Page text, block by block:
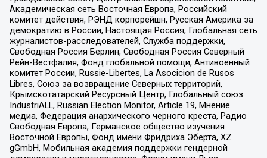
Академическая сеть Восточная Европа, Российский
комитет действия, РЭНД корпорейшн, Русская Америка за
демократию в России, Настоящая Россия, Глобальная сеть
журналистов-расследователей, Служба поддержки,
Свободная Россия Берлин, Свободная Россия Северный
Рейн-Вестфалия, Фонд глобальной помощи, Антивоенный
комитет России, Russie-Libertes, La Asocicion de Rusos
Libres, Союз за возвращение Северных территорий,
Крымскотатарский Ресурсный Центр, Глобальный союз
IndustriALL, Russian Election Monitor, Article 19, Мнение
медиа, Федерация анархического черного креста, Радио
Свободная Европа, Германское общество изучения
Восточной Европы, Фонд имени Фридриха Эберта, XZ
gGmbH, Мобильная академия поддержки гендерной